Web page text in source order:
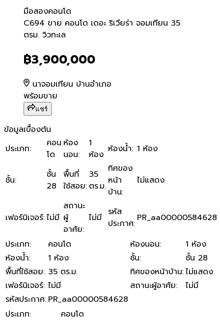
มือสองคอนโด
C694 ขาย คอนโด เดอะ ริเ
C694 ขาย คอนโด เดอะ ริเวียร่า จอมเทียน 35
ตรม. วิวทะเล
฿3,900,000
นาจอมเทียน บ้านอำเภอ
พร้อมขาย
แชร์
ข้อมูลเบื้องต้น
ประเภท:
คอน
โด
ห้อง
นอน:
1
ห้อง ห้องน้ำ: 1 ห้อง
ชั้น:
ชั้น
28
พื้นที่
ใช้สอย:
35
ตร.ม.
ทิศของ
หน้า
บ้าน:
ไม่แสดง
เฟอร์นิเจอร์:ไม่มี
สถานะ
ผู้
อาศัย:
ไม่มี รหัส
ประกาศ: PR_aa00000584628
ประเภท: คอนโด ห้องนอน:
1 ห้อง
ห้องน้ำ: 1 ห้อง ชั้น:
ชั้น 28
พื้นที่ใช้สอย: 35 ตร.ม. ทิศของหน้าบ้าน:ไม่แสดง
เฟอร์นิเจอร์: ไม่มี สถานะผู้อาศัย:
ไม่มี
รหัสประกาศ: PR_aa00000584628
ประเภท:
คอนโด